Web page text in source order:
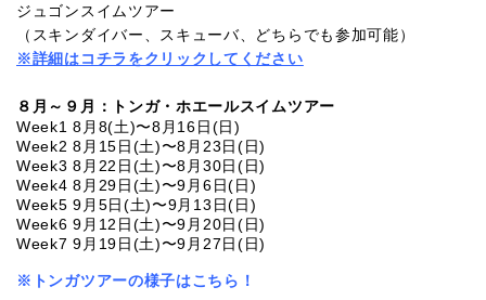
ジュゴンスイムツアー
（スキンダイバー、スキューバ、どちらでも参加可能）
※詳細はコチラをクリックしてください
８月～９月：トンガ・ホエールスイムツアー
Week1 8月8(土)〜8月16日(日)
Week2 8月15日(土)〜8月23日(日)
Week3 8月22日(土)〜8月30日(日)
Week4 8月29日(土)〜9月6日(日)
Week5 9月5日(土)〜9月13日(日)
Week6 9月12日(土)〜9月20日(日)
Week7 9月19日(土)〜9月27日(日)
※トンガツアーの様子はこちら！